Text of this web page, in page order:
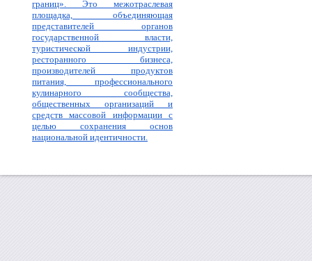
границ». Это межотраслевая
площадка, объединяющая
представителей органов
государственной власти,
туристической индустрии,
ресторанного бизнеса,
производителей продуктов
питания, профессионального
кулинарного сообщества,
общественных организаций и
средств массовой информации с
целью сохранения основ
национальной идентичности.